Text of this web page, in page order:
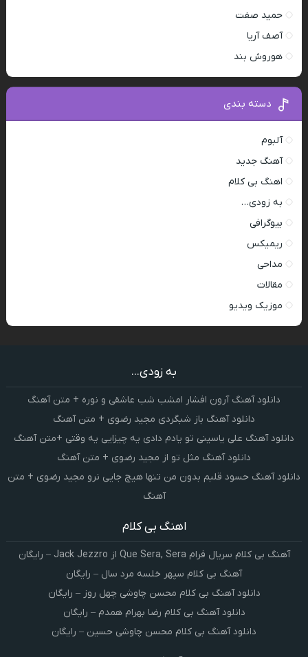
حمید صفت
آصف آریا
هوروش بند
دسته بندی
آلبوم
آهنگ جدید
اهنگ بی کلام
به زودی…
بیوگرافی
ریمیکس
مداحی
مقالات
موزیک ویدیو
به زودی...
دانلود آهنگ آرون افشار امشب شب عاشقی و نوره + متن آهنگ
دانلود آهنگ باز شبگردی مجید رضوی + متن آهنگ
دانلود آهنگ علی یاسینی تو یادم دادی یه چیزایی یه وقتی +متن آهنگ
دانلود آهنگ مثل تو از مجید رضوی + متن آهنگ
دانلود آهنگ حسود قلبم بدون من تنها هیچ جایی نرو مجید رضوی + متن
آهنگ
اهنگ بی کلام
آهنگ بی کلام سریال فرام Que Sera, Sera از Jack Jezzro – رایگان
آهنگ بی کلام سپهر خلسه مرد سال – رایگان
دانلود آهنگ بی کلام محسن چاوشی چهل روز – رایگان
دانلود آهنگ بی کلام رضا بهرام همدم – رایگان
دانلود آهنگ بی کلام محسن چاوشی حسین – رایگان